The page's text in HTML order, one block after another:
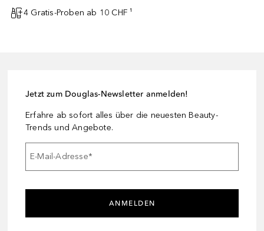
4 Gratis-Proben ab 10 CHF ¹
Jetzt zum Douglas-Newsletter anmelden!
Erfahre ab sofort alles über die neuesten Beauty-
Trends und Angebote.
E-Mail-Adresse*
ANMELDEN